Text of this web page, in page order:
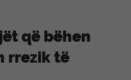
që bëhen
rrezik të